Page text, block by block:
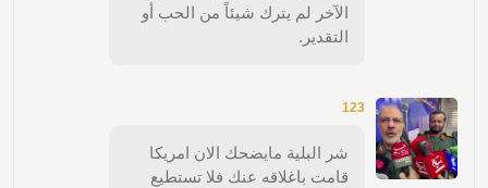
الآخر لم يترك شيئاً من الحب أو
التقدير.
123
شر البلية مايضحك الان امريكا
قامت باغلاقه عنك فلا تستطيع